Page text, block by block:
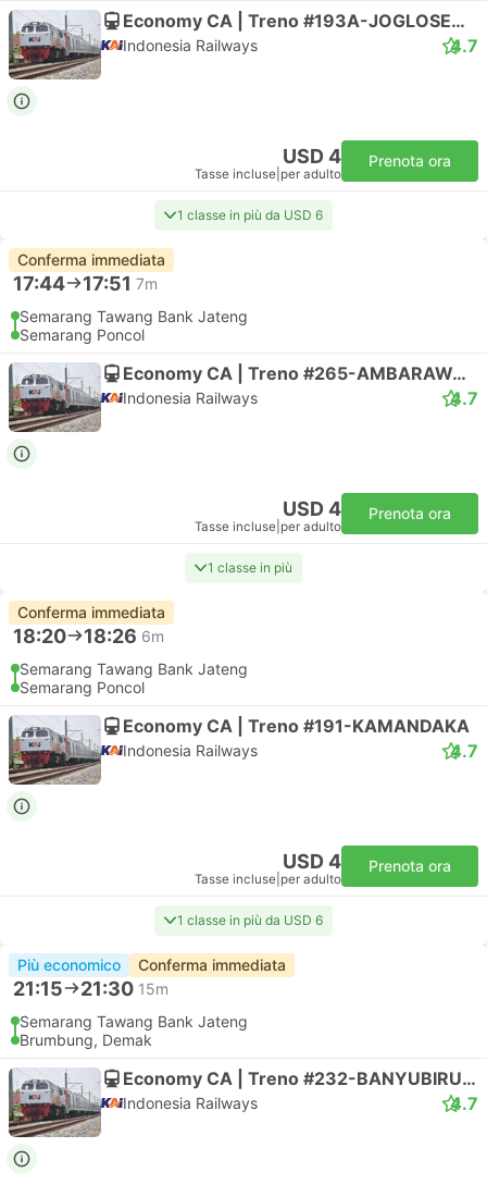
Economy CA | Treno #193A-JOGLOSEMARKERTO
Indonesia Railways 4.7
USD 4
Tasse incluse per adulto
Prenota ora
1 classe in più da USD 6
Conferma immediata
17:44 17:51 7m
Semarang Tawang Bank Jateng
Semarang Poncol
Economy CA | Treno #265-AMBARAWA EKSPRES
Indonesia Railways 4.7
USD 4
Tasse incluse per adulto
Prenota ora
1 classe in più
Conferma immediata
18:20 18:26 6m
Semarang Tawang Bank Jateng
Semarang Poncol
Economy CA | Treno #191-KAMANDAKA
Indonesia Railways 4.7
USD 4
Tasse incluse per adulto
Prenota ora
1 classe in più da USD 6
Più economico Conferma immediata
21:15 21:30 15m
Semarang Tawang Bank Jateng
Brumbung, Demak
Economy CA | Treno #232-BANYUBIRU EKSPRES
Indonesia Railways 4.7